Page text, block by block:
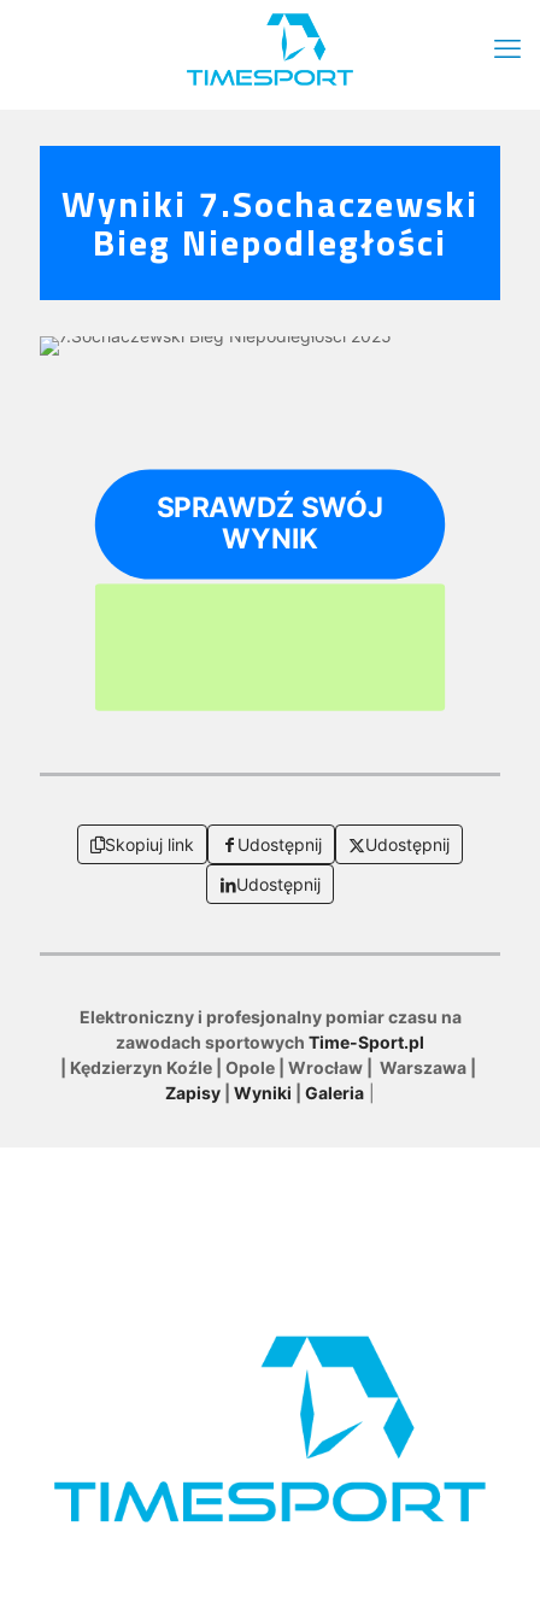
Wyniki 7.Sochaczewski
Bieg Niepodległości
SPRAWDŹ SWÓJ
WYNIK
Skopiuj link Udostępnij
Udostępnij
Udostępnij
Elektroniczny i profesjonalny pomiar czasu na
zawodach sportowych Time-Sport.pl
| Kędzierzyn Koźle | Opole | Wrocław | Warszawa |
Zapisy
Wyniki Galeria